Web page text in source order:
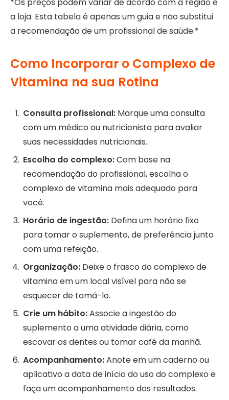
a loja. Esta tabela é apenas um guia e não substitui
a recomendação de um profissional de saúde.*
Como Incorporar o Complexo de
Vitamina na sua Rotina
Consulta profissional: Marque uma consulta
com um médico ou nutricionista para avaliar
suas necessidades nutricionais.
Escolha do complexo:Com base na
recomendação do profissional, escolha o
complexo de vitamina mais adequado para
você.
Horário de ingestão: Defina um horário fixo
para tomar o suplemento, de preferência junto
com uma refeição.
Organização: Deixe o frasco do complexo de
vitamina em um local visível para não se
esquecer de tomá-lo.
Crie um hábito:Associe a ingestão do
suplemento a uma atividade diária, como
escovar os dentes ou tomar café da manhã.
Acompanhamento:Anote em um caderno ou
aplicativo a data de início do uso do complexo e
faça um acompanhamento dos resultados.